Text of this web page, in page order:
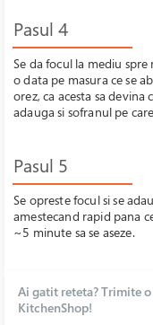
Pasul 4
Se da focul la mediu
o data pe masura ce se
orez, ca acesta sa
adauga si sofranul pe
Pasul 5
Se opreste focul si se
amestecand rapid pana
~5 minute sa se aseze.
Ai gatit reteta? Trimite
KitchenShop!